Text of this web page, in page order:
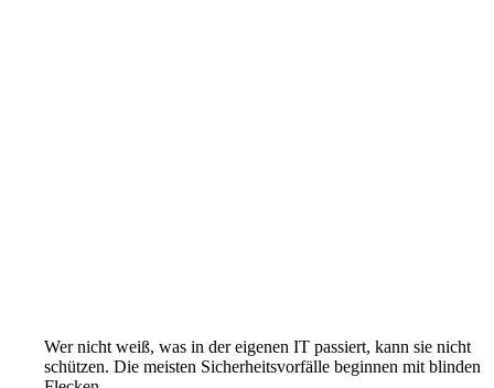
Wer nicht weiß, was in der eigenen IT passiert, kann sie nicht
schützen. Die meisten Sicherheitsvorfälle beginnen mit blinden